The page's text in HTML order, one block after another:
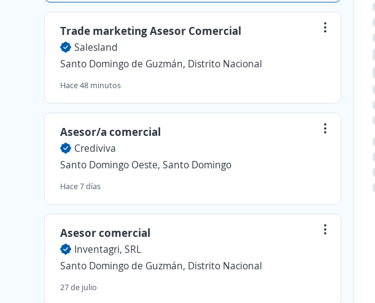
Trade marketing Asesor Comercial
Salesland
Santo Domingo de Guzmán, Distrito Nacional
Hace 48 minutos
Asesor/a comercial
Crediviva
Santo Domingo Oeste, Santo Domingo
Hace 7 días
Asesor comercial
Inventagri, SRL
Santo Domingo de Guzmán, Distrito Nacional
27 de julio